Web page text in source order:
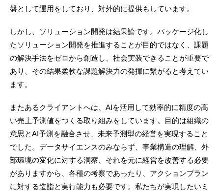
盤として運用をしており、対外的に提供もしています。
しかし、ソリューション開発は結果論です。パッケージ化し
たソリューション開発を推進することが目的ではなく、課題
の解決手法をゼロから創造し、社会実装できることが重要で
あり、その結果柔軟な課題解決力の発揮に繋がると考えてい
ます。
またあるクライアントへは、AIを活用して効率的に精度の高
い売上予測値をつくる取り組みをしています。目的は組織の
意思とAI予測を融合させ、未来予測型の経営を実現すること
でした。データサイエンスのみならず、事業構造の理解、外
部環境の変化に対する洞察、それを元に経営を改善する必要
がありますから、各種の考察であったり、アクションプラン
に対する造詣と実行能力も必要です。私たちが実現したいミ